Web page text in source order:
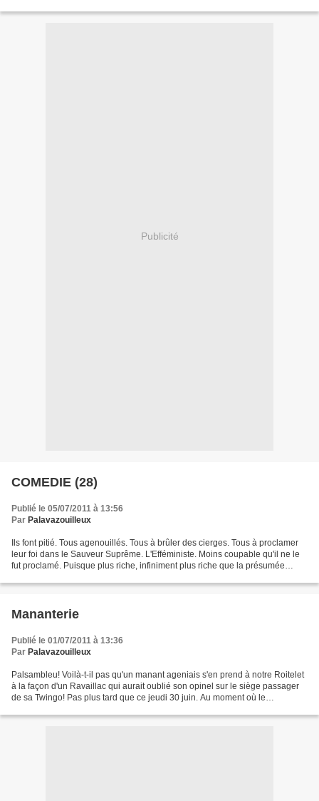
Publicité
COMEDIE (28)
Publié le 05/07/2011 à 13:56
Par Palavazouilleux
Ils font pitié. Tous agenouillés. Tous à brûler des cierges. Tous à proclamer
leur foi dans le Sauveur Suprême. L'Efféministe. Moins coupable qu'il ne le
fut proclamé. Puisque plus riche, infiniment plus riche que la présumée
Mananterie
Publié le 01/07/2011 à 13:36
Par Palavazouilleux
Palsambleu! Voilà-t-il pas qu'un manant ageniais s'en prend à notre Roitelet
à la façon d'un Ravaillac qui aurait oublié son opinel sur le siège passager
de sa Twingo! Pas plus tard que ce jeudi 30 juin. Au moment où le